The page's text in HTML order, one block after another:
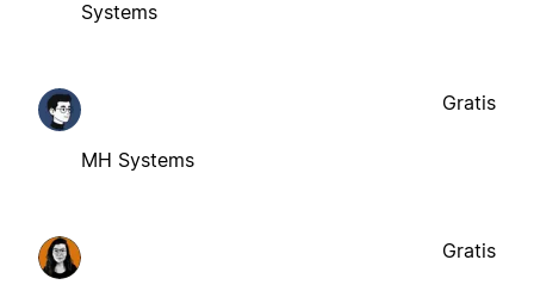
Systems
MH Systems
Gratis
Gratis